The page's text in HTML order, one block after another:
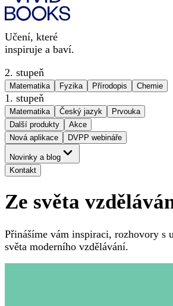
Učení, které
inspiruje a baví.
2. stupeň
Matematika Fyzika Přírodopis Chemie
1. stupeň
Matematika Český jazyk
Prvouka
Další produkty
Akce
Nová aplikace
DVPP webináře
Novinky a blog
Kontakt
Ze světa
Přinášíme vám inspiraci, rozhovory s
světa moderního vzdělávání.